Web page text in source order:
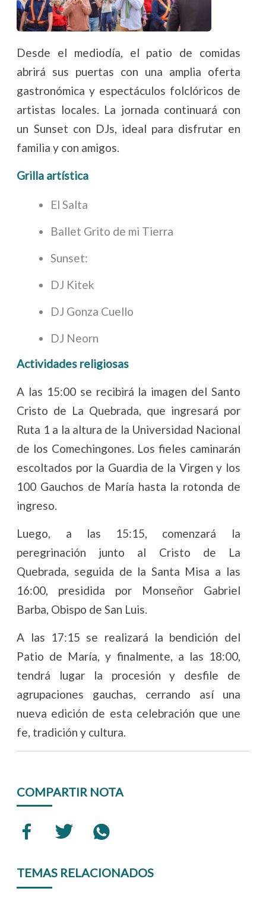
Desde el mediodía, el patio de comidas
abrirá sus puertas con una amplia oferta
gastronómica y espectáculos folclóricos de
artistas locales. La jornada continuará con
un Sunset con DJs, ideal para disfrutar en
familia y con amigos.
Grilla artística
El Salta
Ballet Grito de mi Tierra
Sunset:
DJ Kitek
DJ Gonza Cuello
DJ Neorn
Actividades religiosas
A las 15:00 se recibirá la imagen del Santo
Cristo de La Quebrada, que ingresará por
Ruta 1 a la altura de la Universidad Nacional
de los Comechingones. Los fieles caminarán
escoltados por la Guardia de la Virgen y los
100 Gauchos de María hasta la rotonda de
ingreso.
Luego, a las 15:15, comenzará la
peregrinación junto al Cristo de La
Quebrada, seguida de la Santa Misa a las
16:00, presidida por Monseñor Gabriel
Barba, Obispo de San Luis.
A las 17:15 se realizará la bendición del
Patio de María, y finalmente, a las 18:00,
tendrá lugar la procesión y desfile de
agrupaciones gauchas, cerrando así una
nueva edición de esta celebración que une
fe, tradición y cultura.
COMPARTIR NOTA
TEMAS RELACIONADOS